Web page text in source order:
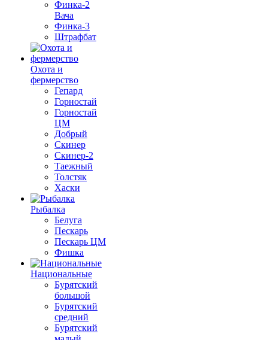
Финка-2
Вача
Финка-3
Штрафбат
Охота и
фермерство
Гепард
Горностай
Горностай
ЦМ
Добрый
Скинер
Скинер-2
Таежный
Толстяк
Хаски
Рыбалка
Белуга
Пескарь
Пескарь ЦМ
Фишка
Национальные
Бурятский
большой
Бурятский
средний
Бурятский